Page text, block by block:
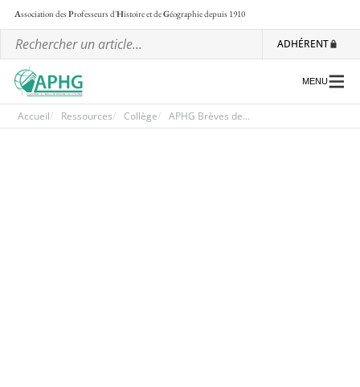
Association desProfesseurs d'Histoire et deGéographiedepuis 1910
ADHÉRENT
MENU
Accueil Ressources Collège APHG Brèves de...